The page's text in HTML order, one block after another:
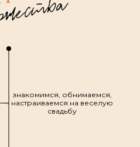
знакомимся, обнимаемся,
настраиваемся на веселую
свадьбу